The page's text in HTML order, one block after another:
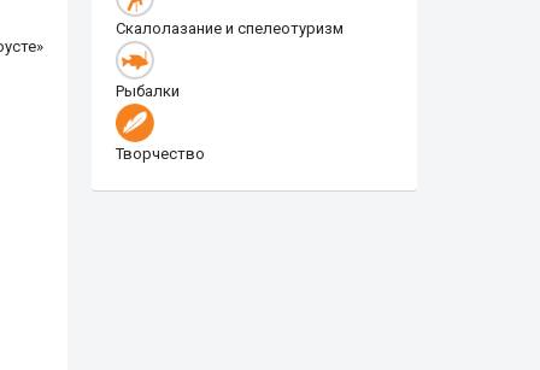
Скалолазание и спелеотуризм
Рыбалки
Творчество